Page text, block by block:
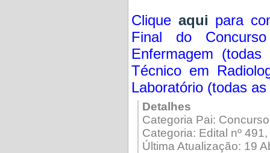
Clique aqui para
Final do
Enfermagem
Técnico em
Laboratório (todas
Detalhes
Categoria Pai:
Categoria: Edital nº
Última Atualização: 19